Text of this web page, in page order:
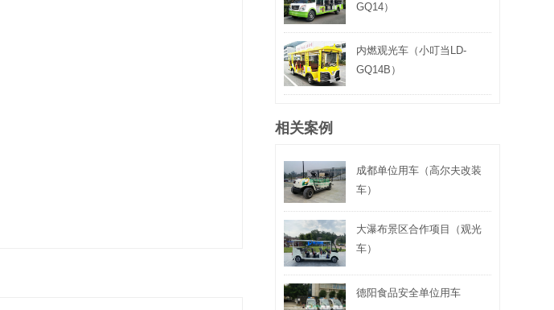
GQ14）
内燃观光车（小叮当LD-
GQ14B）
相关案例
成都单位用车（高尔夫改装
车）
大瀑布景区合作项目（观光
车）
德阳食品安全单位用车